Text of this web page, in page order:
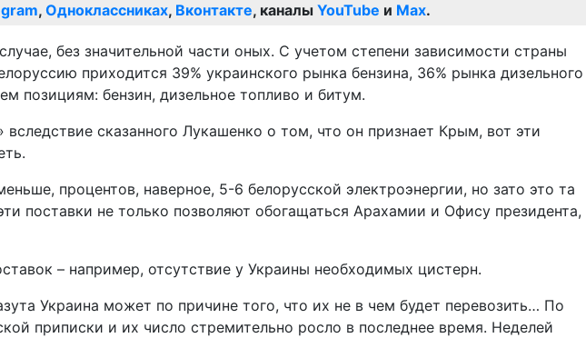
, Одноклассниках, Вконтакте, каналы YouTube и Max.
без значительной части оных. С учетом степени зависимости страны
приходится 39% украинского рынка бензина, 36% рынка дизельного
позициям: бензин, дизельное топливо и битум.
сказанного Лукашенко о том, что он признает Крым, вот эти
процентов, наверное, 5-6 белорусской электроэнергии, но зато это та
поставки не только позволяют обогащаться Арахамии и Офису президента,
– например, отсутствие у Украины необходимых цистерн.
Украина может по причине того, что их не в чем будет перевозить… По
приписки и их число стремительно росло в последнее время. Неделей